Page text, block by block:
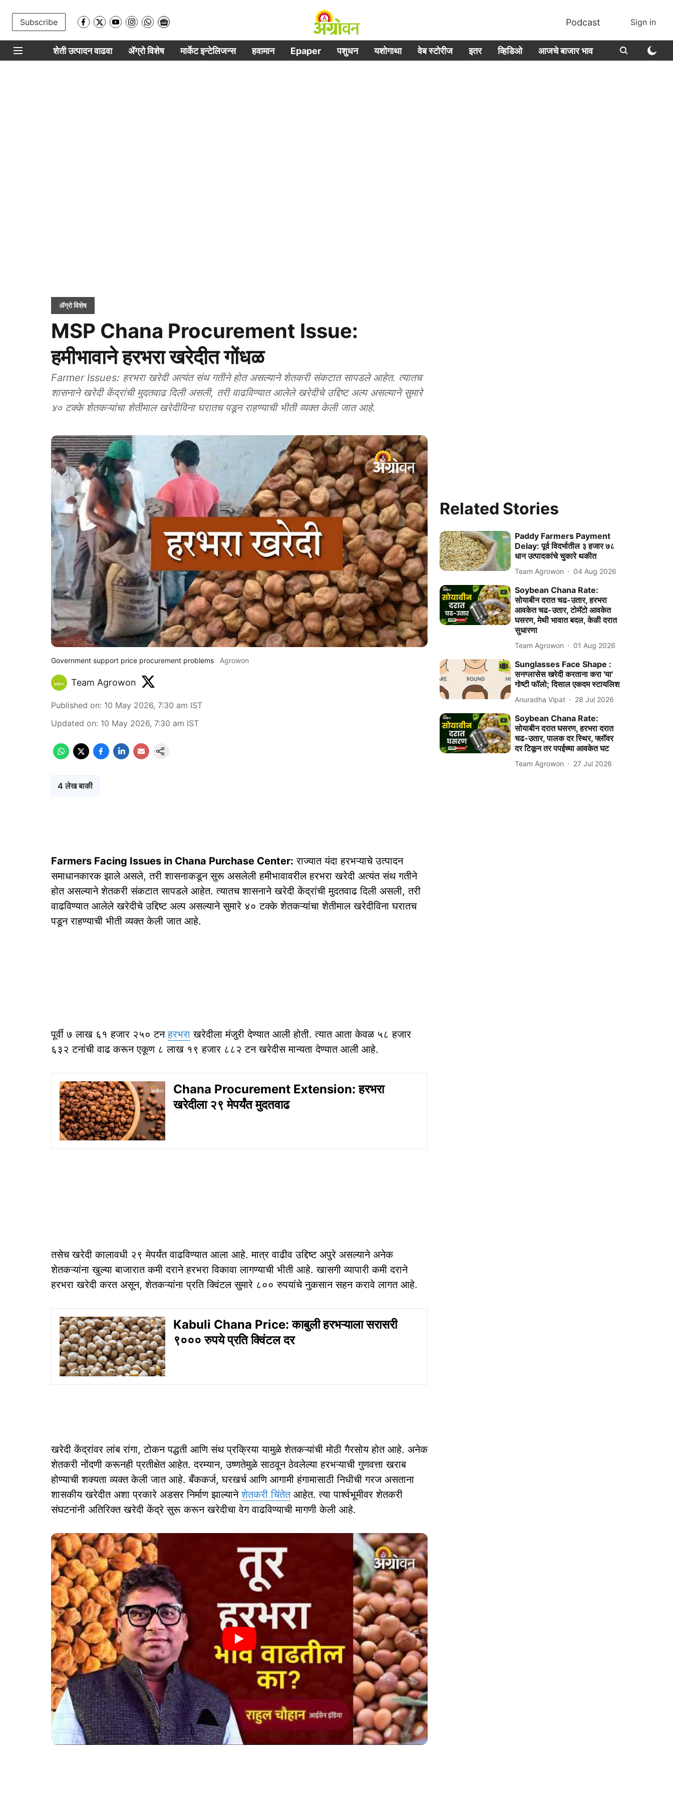
Subscribe Podcast Sign in
शेती उत्पादन वाढवा ॲग्रो विशेष मार्केट इन्टेलिजन्स हवामान Epaper पशुधन यशोगाथा वेब स्टोरीज इतर व्हिडिओ आजचे बाजार भाव
ॲग्रो विशेष
MSP Chana Procurement Issue:
हमीभावाने हरभरा खरेदीत गोंधळ
Farmer Issues: हरभरा खरेदी अत्यंत संथ गतीने होत असल्याने शेतकरी संकटात सापडले आहेत. त्यातच
शासनाने खरेदी केंद्रांची मुदतवाढ दिली असली, तरी वाढविण्यात आलेले खरेदीचे उद्दिष्ट अल्प असल्याने सुमारे
४० टक्के शेतकऱ्यांचा शेतीमाल खरेदीविना घरातच पडून राहण्याची भीती व्यक्त केली जात आहे.
Government support price procurement problems Agrowon
Team Agrowon
Published on: 10 May 2026, 7:30 am IST
Updated on: 10 May 2026, 7:30 am IST
4 लेख बाकी
Farmers Facing Issues in Chana Purchase Center: राज्यात यंदा हरभऱ्याचे उत्पादन
समाधानकारक झाले असले, तरी शासनाकडून सुरू असलेली हमीभावावरील हरभरा खरेदी अत्यंत संथ गतीने
होत असल्याने शेतकरी संकटात सापडले आहेत. त्यातच शासनाने खरेदी केंद्रांची मुदतवाढ दिली असली, तरी
वाढविण्यात आलेले खरेदीचे उद्दिष्ट अल्प असल्याने सुमारे ४० टक्के शेतकऱ्यांचा शेतीमाल खरेदीविना घरातच
पडून राहण्याची भीती व्यक्त केली जात आहे.
पूर्वी ७ लाख ६१ हजार २५० टनहरभरा खरेदीला मंजुरी देण्यात आली होती. त्यात आता केवळ ५८ हजार
६३२ टनांची वाढ करून एकूण ८ लाख १९ हजार ८८२ टन खरेदीस मान्यता देण्यात आली आहे.
Chana Procurement Extension: हरभरा
खरेदीला २९ मेपर्यंत मुदतवाढ
तसेच खरेदी कालावधी २९ मेपर्यंत वाढविण्यात आला आहे. मात्र वाढीव उद्दिष्ट अपुरे असल्याने अनेक
शेतकऱ्यांना खुल्या बाजारात कमी दराने हरभरा विकावा लागण्याची भीती आहे. खासगी व्यापारी कमी दराने
हरभरा खरेदी करत असून, शेतकऱ्यांना प्रति क्विंटल सुमारे ८०० रुपयांचे नुकसान सहन करावे लागत आहे.
Kabuli Chana Price: काबुली हरभऱ्याला सरासरी
९००० रुपये प्रति क्विंटल दर
खरेदी केंद्रांवर लांब रांगा, टोकन पद्धती आणि संथ प्रक्रिया यामुळे शेतकऱ्यांची मोठी गैरसोय होत आहे. अनेक
शेतकरी नोंदणी करूनही प्रतीक्षेत आहेत. दरम्यान, उष्णतेमुळे साठवून ठेवलेल्या हरभऱ्याची गुणवत्ता खराब
होण्याची शक्यता व्यक्त केली जात आहे. बँककर्ज, घरखर्च आणि आगामी हंगामासाठी निधीची गरज असताना
शासकीय खरेदीत अशा प्रकारे अडसर निर्माण झाल्यानेशेतकरी चिंतेतआहेत. त्या पार्श्वभूमीवर शेतकरी
संघटनांनी अतिरिक्त खरेदी केंद्रे सुरू करून खरेदीचा वेग वाढविण्याची मागणी केली आहे.
Related Stories
Paddy Farmers Payment
Delay: पूर्व विदर्भातील ३ हजार ७८
धान उत्पादकांचे चुकारे थकीत
Team Agrowon 04 Aug 2026
Soybean Chana Rate:
सोयाबीन दरात चढ-उतार, हरभरा
आवकेत चढ-उतार, टोमॅटो आवकेत
घसरण, मेथी भावात बदल, केळी दरात
सुधारणा
Team Agrowon 01 Aug 2026
Sunglasses Face Shape :
सनग्लासेस खरेदी करताना करा 'या'
गोष्टी फॉलो; दिसाल एकदम स्टायलिश
Anuradha Vipat 28 Jul 2026
Soybean Chana Rate:
सोयाबीन दरात घसरण, हरभरा दरात
चढ-उतार, पालक दर स्थिर, फ्लॉवर
दर टिकून तर पपईच्या आवकेत घट
Team Agrowon 27 Jul 2026